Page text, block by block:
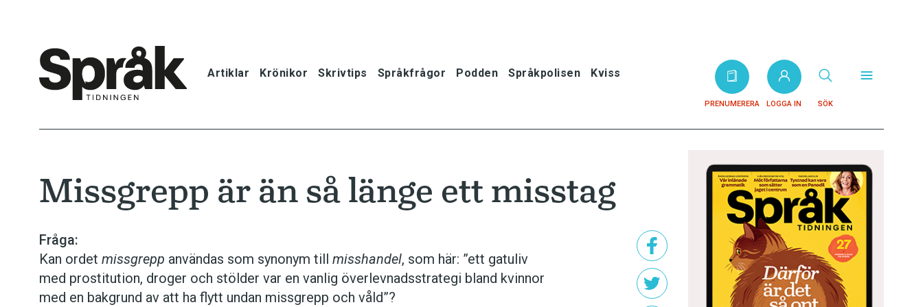
Artiklar Krönikor Skrivtips Språkfrågor Podden Språkpolisen Kviss
PRENUMERERA LOGGA IN SÖK
Krönikor
Skrivtips
Bokrecensioner
Missgrepp är än så länge ett misstag
Fråga:
Kan ordet missgrepp användas som synonym till misshandel, som här: ”ett gatuliv
med prostitution, droger och stölder var en vanlig överlevnadsstrategi bland kvinnor
med en bakgrund av att ha flytt undan missgrepp och våld”?